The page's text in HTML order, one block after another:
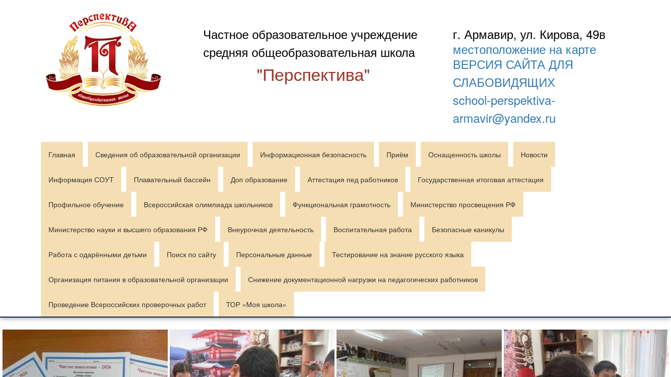
Частное образовательное учреждение
средняя общеобразовательная школа
"Перспектива"
г. Армавир, ул. Кирова, 49в
местоположение на карте
ВЕРСИЯ САЙТА ДЛЯ
СЛАБОВИДЯЩИХ
school-perspektiva-
armavir@yandex.ru
Главная Сведения об образовательной организации Информационная безопасность Приём Оснащенность школы Новости
Информация СОУТ Плавательный бассейн Доп образование Аттестация пед работников Государственная итоговая аттестация
Профильное обучение Всероссийская олимпиада школьников Функциональная грамотность Министерство просвещения РФ
Министерство науки и высшего образования РФ Внеурочная деятельность Воспитательная работа Безопасные каникулы
Работа с одарёнными детьми Поиск по сайту Персональные данные Тестирование на знание русского языка
Организация питания в образовательной организации Снижение документационной нагрузки на педагогических работников
Проведение Всероссийских проверочных работ ТОР «Моя школа»